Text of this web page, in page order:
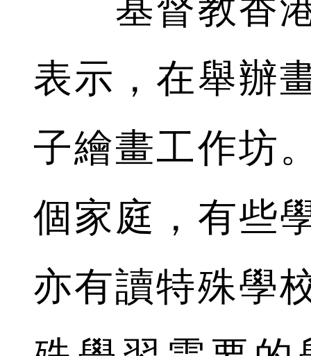
基督教香港
表示，在舉辦
子繪畫工作坊
個家庭，有些
亦有讀特殊學